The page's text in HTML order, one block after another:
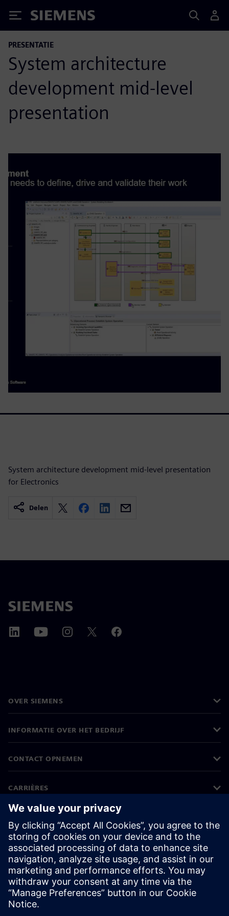
Siemens
PRESENTATIE
System architecture
development mid-level
presentation
System architecture development mid-level presentation
for Electronics
Delen
OVER SIEMENS
INFORMATIE OVER HET BEDRIJF
CONTACT OPNEMEN
CARRIÈRES
©Siemens 2026
Bedrijfsinformatie
Privacyverklaring
Cookieverklaring